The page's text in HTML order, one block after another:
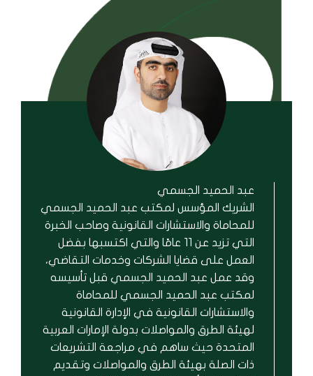
عبد الحميد الجسمي
الشريك المؤسس لمكتب عبد الحميد الجسمي
للمحاماة والاستشارات القانونية وصاحب الخبرة
التي تزيد عن 11 عامًا والتي اكتسبها بفضل
العمل على قضايا الشركات وخدمات التقاضي،
وقد عمل عبد الحميد الجسمي قبل تأسيسه
لمكتب عبد الحميد الجسمي للمحاماة
والاستشارات القانونية في الإدارة القانونية
لهيئة الطرق والمواصلات بدولة الإمارات العربية
المتحدة حيث ساهم في مراجعة التشريعات
ذات الصلة بهيئة الطرق والمواصلات وتقديم